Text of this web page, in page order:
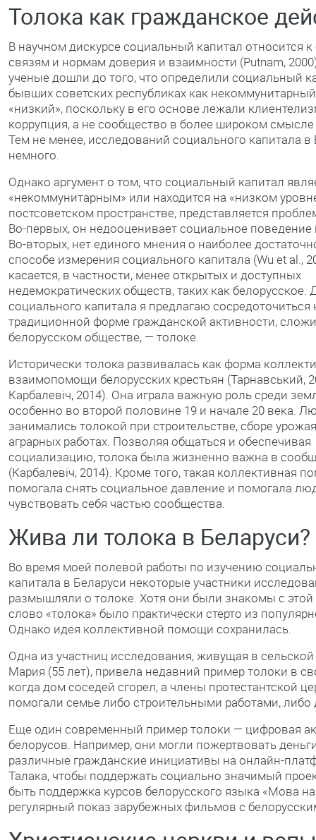
Толока как гражданское
В научном дискурсе социальный капитал относится
связям и нормам доверия и взаимности (Putnam,
ученые дошли до того, что определили социальный
бывших советских республиках как
«низкий», поскольку в его основе лежали
коррупция, а не сообщество в более широком смысле
Тем не менее, исследований социального капитала в
немного.
Однако аргумент о том, что социальный капитал
«некоммунитарным» или находится на «низком
постсоветском пространстве, представляется
Во-первых, он недооценивает социальное поведение
Во-вторых, нет единого мнения о наиболее
способе измерения социального капитала (Wu et al.,
касается, в частности, менее открытых и доступных
недемократических обществ, таких как белорусское.
социального капитала я предлагаю сосредоточиться
традиционной форме гражданской активности,
белорусском обществе, — толоке.
Исторически толока развивалась как форма
взаимопомощи белорусских крестьян (Тарнавський,
Карбалевіч, 2014). Она играла важную роль среди
особенно во второй половине 19 и начале 20 века.
занимались толокой при строительстве, сборе
аграрных работах. Позволяя общаться и обеспечивая
социализацию, толока была жизненно важна в
(Карбалевіч, 2014). Кроме того, такая коллективная
помогала снять социальное давление и помогала
чувствовать себя частью сообщества.
Жива ли толока в Беларуси?
Во время моей полевой работы по изучению
капитала в Беларуси некоторые участники
размышляли о толоке. Хотя они были знакомы с
слово «толока» было практически стерто из
Однако идея коллективной помощи сохранилась.
Одна из участниц исследования, живущая в
Мария (55 лет), привела недавний пример толоки в
когда дом соседей сгорел, а члены протестантской
помогали семье либо строительными работами, либо
Еще один современный пример толоки — цифровая
белорусов. Например, они могли пожертвовать
различные гражданские инициативы на онлайн-
Талака, чтобы поддержать социально значимый
быть поддержка курсов белорусского языка «Мова
регулярный показ зарубежных фильмов с